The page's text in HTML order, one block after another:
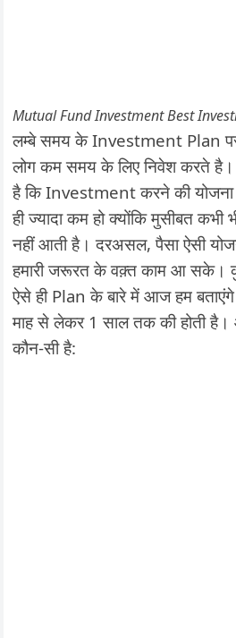
Mutual Fund Investment Best
लम्बे समय के Investment Plan
लोग कम समय के लिए निवेश करते है।
है कि Investment करने की योजना
ही ज्यादा कम हो क्योंकि मुसीबत
नहीं आती है। दरअसल, पैसा ऐसी
हमारी जरूरत के वक़्त काम आ सके।
ऐसे ही Plan के बारे में आज हम
माह से लेकर 1 साल तक की होती है।
कौन-सी है: